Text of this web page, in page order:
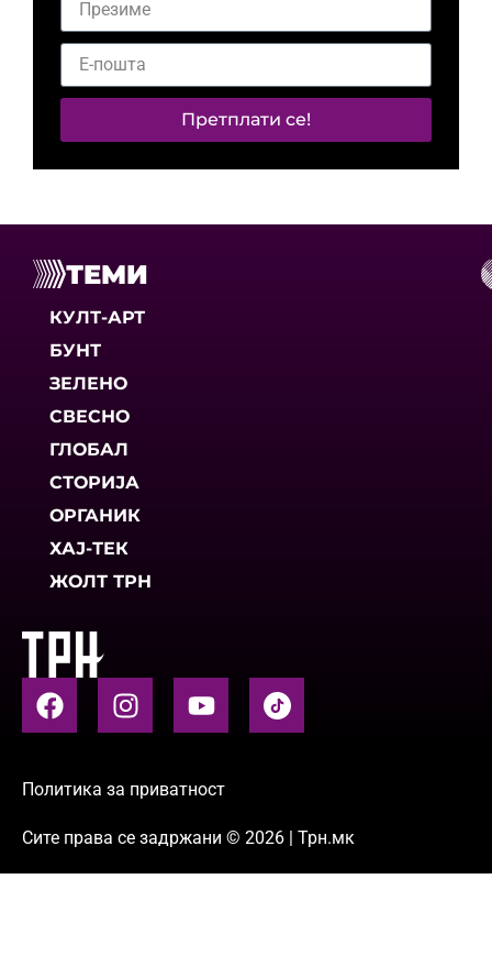
Претплати се!
ТЕМИ
КУЛТ-АРТ
БУНТ
ЗЕЛЕНО
СВЕСНО
ГЛОБАЛ
СТОРИЈА
ОРГАНИК
ХАЈ-ТЕК
ЖОЛТ ТРН
Политика за приватност
Сите права се задржани © 2026 | Трн.мк